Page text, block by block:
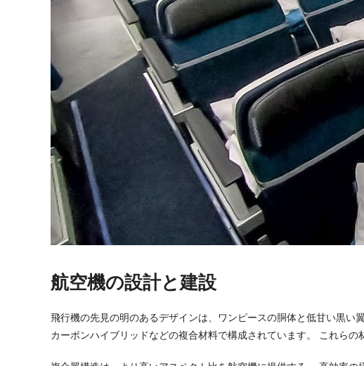
航空機の設計と建設
飛行機の先見の明のあるデザインは、ワンピースの胴体と低甘い黒
カーボンハイブリッドなどの複合材料で構成されています。 これらの